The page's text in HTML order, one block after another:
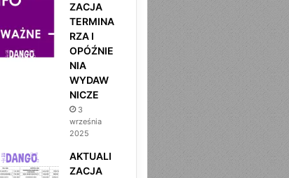
MOCHIKO BY DANGO
7 sierpnia 2025
SCARLET SECRET NOWA
ZACJA
TERMINA
RZA I
OPÓŹNIE
NIA
WYDAW
NICZE
3
września
2025
AKTUALI
ZACJA